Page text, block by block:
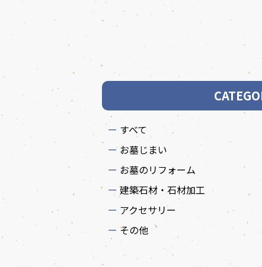
すべて
お墓じまい
お墓のリフォーム
建築石材・石材加工
アクセサリー
その他